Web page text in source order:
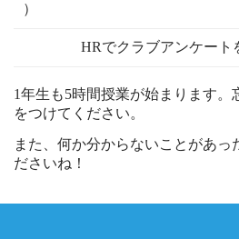
）
HRでクラブアンケート
1年生も5時間授業が始まります。
をつけてください。
また、何か分からないことがあっ
ださいね！